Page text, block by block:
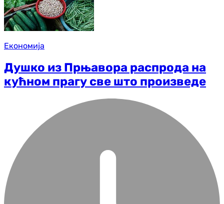
Економија
Душко из Прњавора распрода на
кућном прагу све што произведе